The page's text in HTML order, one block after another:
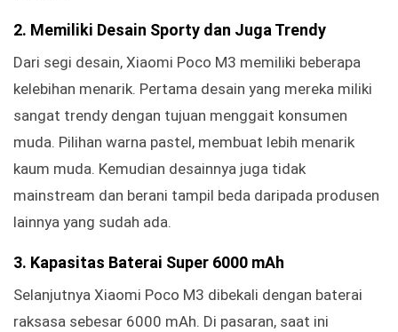
2. Memiliki Desain Sporty dan Juga Trendy
Dari segi desain, Xiaomi Poco M3 memiliki beberapa
kelebihan menarik. Pertama desain yang mereka miliki
sangat trendy dengan tujuan menggait konsumen
muda. Pilihan warna pastel, membuat lebih menarik
kaum muda. Kemudian desainnya juga tidak
mainstream dan berani tampil beda daripada produsen
lainnya yang sudah ada.
3. Kapasitas Baterai Super 6000 mAh
Selanjutnya Xiaomi Poco M3 dibekali dengan baterai
raksasa sebesar 6000 mAh. Di pasaran, saat ini